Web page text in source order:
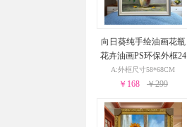
向日葵纯手绘油画花瓶
花卉油画PS环保外框24
小时之内发货
A:外框尺寸58*68CM
￥168 ￥299